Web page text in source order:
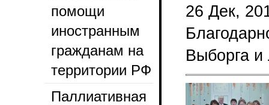
помощи
иностранным
гражданам на
территории РФ
Паллиативная
26 Дек,
Выборга и